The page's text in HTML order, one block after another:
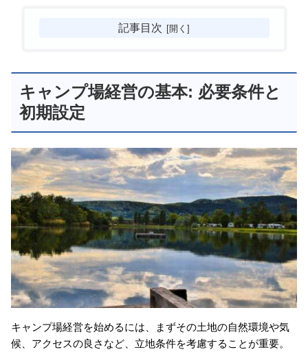
記事目次
キャンプ場経営の基本: 必要条件と
初期設定
キャンプ場経営を始めるには、まずその土地の自然環境や気
候、アクセスの良さなど、立地条件を考慮することが重要。